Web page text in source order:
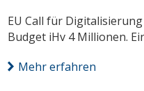
EU Call für
Budget iHv 4 Millionen.
Mehr erfahren